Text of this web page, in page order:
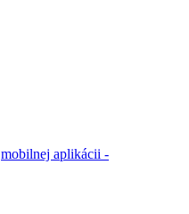
mobilnej aplikácii -